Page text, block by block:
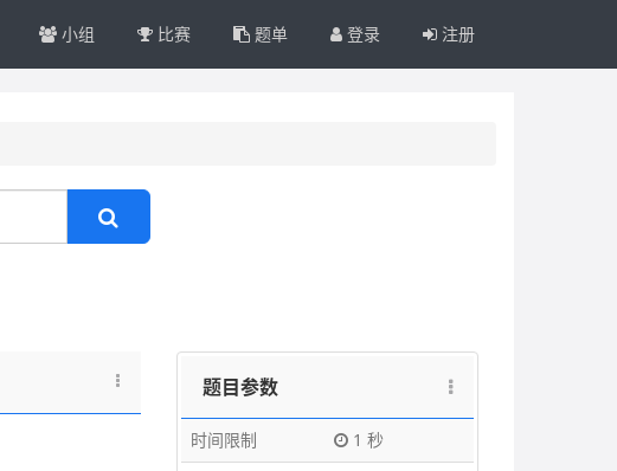
小组 比赛 题单 登录 注册
题目参数
时间限制
1 秒